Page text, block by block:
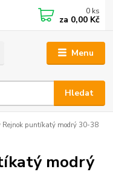
Menu
Hledat
0 ks
za 0,00 Kč
Rejnok puntíkatý modrý 30-38
modrý